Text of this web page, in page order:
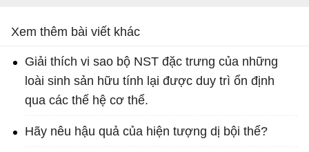
Xem thêm bài viết khác
Giải thích vi sao bộ NST đặc trưng của những
loài sinh sản hữu tính lại được duy trì ổn định
qua các thế hệ cơ thể.
Hãy nêu hậu quả của hiện tượng dị bội thể?